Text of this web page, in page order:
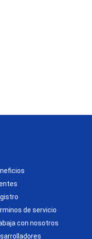
de servicio
con nosotros